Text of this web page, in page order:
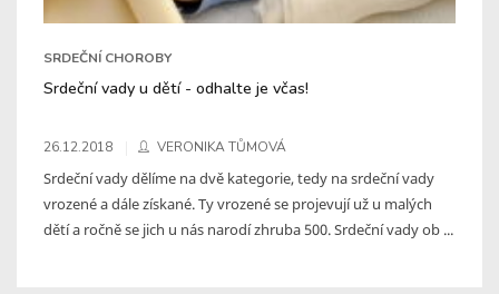
SRDEČNÍ CHOROBY
Srdeční vady u dětí - odhalte je včas!
26.12.2018 VERONIKA TŮMOVÁ
Srdeční vady dělíme na dvě kategorie, tedy na srdeční vady
vrozené a dále získané. Ty vrozené se projevují už u malých
dětí a ročně se jich u nás narodí zhruba 500. Srdeční vady ob ...